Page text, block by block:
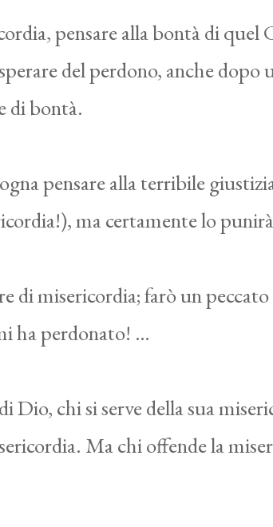
pensare alla bontà di
del perdono, anche
di bontà.
pensare alla terribile
ma certamente lo
di misericordia; farò un
ha perdonato! …
Dio, chi si serve della sua
Ma chi offende la